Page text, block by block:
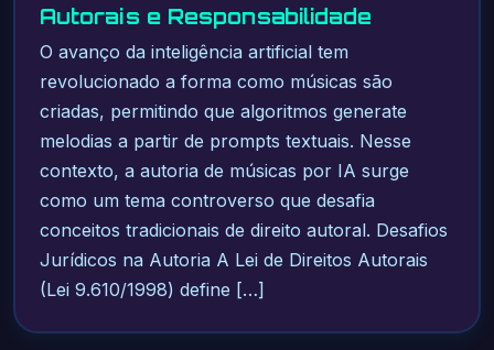
Autorais e Responsabilidade
O avanço da inteligência artificial tem
revolucionado a forma como músicas são
criadas, permitindo que algoritmos generate
melodias a partir de prompts textuais. Nesse
contexto, a autoria de músicas por IA surge
como um tema controverso que desafia
conceitos tradicionais de direito autoral. Desafios
Jurídicos na Autoria A Lei de Direitos Autorais
(Lei 9.610/1998) define […]